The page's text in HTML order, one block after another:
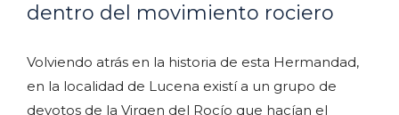
dentro del movimiento rociero
Volviendo atrás en la historia de esta Hermandad,
en la localidad de Lucena existí a un grupo de
devotos de la Virgen del Rocío que hacían el